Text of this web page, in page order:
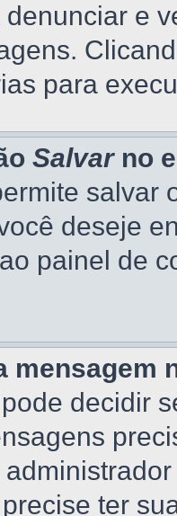
e
para
Salvarno
salvar
deseje
painel de
mensagem
decidir
ter